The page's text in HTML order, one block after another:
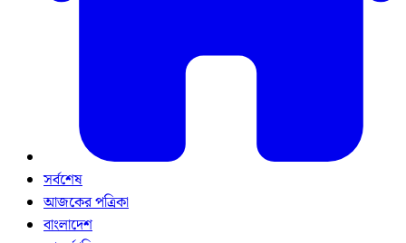
সর্বশেষ
আজকের পত্রিকা
বাংলাদেশ